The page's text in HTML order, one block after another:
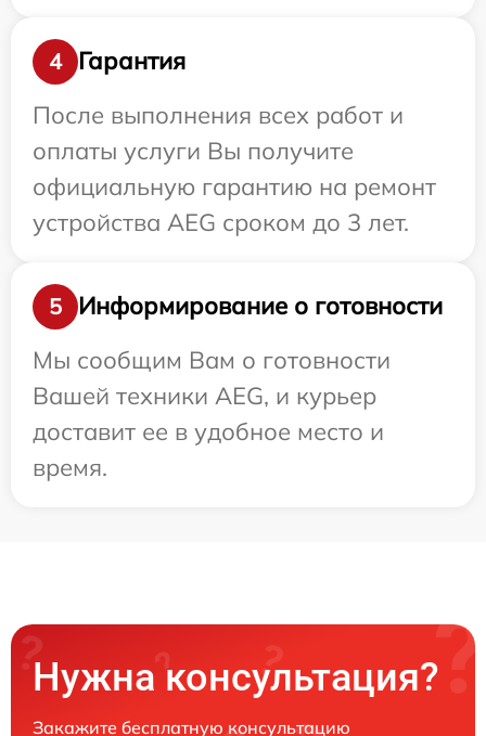
4
Гарантия
После выполнения всех работ и
оплаты услуги Вы получите
официальную гарантию на ремонт
устройства AEG сроком до 3 лет.
5
Информирование о готовности
Мы сообщим Вам о готовности
Вашей техники AEG, и курьер
доставит ее в удобное место и
время.
Нужна консультация?
Закажите бесплатную консультацию